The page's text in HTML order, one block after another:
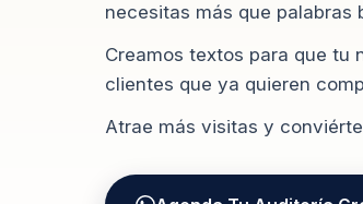
necesitas más que palabras
Creamos textos para que tu
clientes que ya quieren
Atrae más visitas y